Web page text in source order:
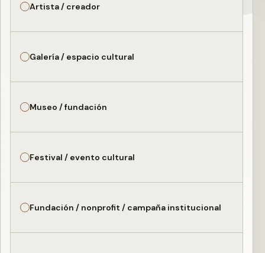
Artista / creador
Galería / espacio cultural
Museo / fundación
Festival / evento cultural
Fundación / nonprofit / campaña institucional